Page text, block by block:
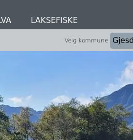
LAKSEFISKE
Velg kommune